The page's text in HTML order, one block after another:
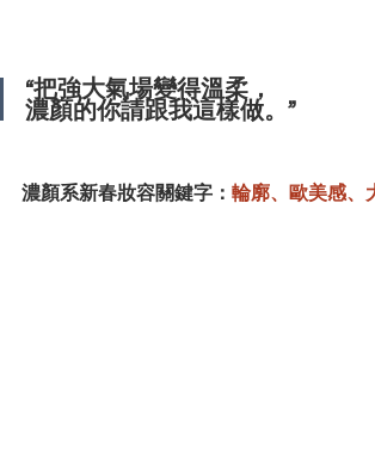
“把強大氣場變得溫柔，
濃顏的你請跟我這樣做。”
濃顏系新春妝容關鍵字： 輪廓、歐美感、